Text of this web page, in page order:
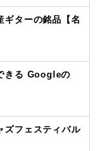
ギターの銘品【名
きる Googleの
ズフェスティバル